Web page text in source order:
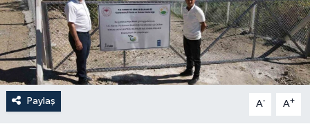
Paylaş A- A+
YAŞAM
Yerel